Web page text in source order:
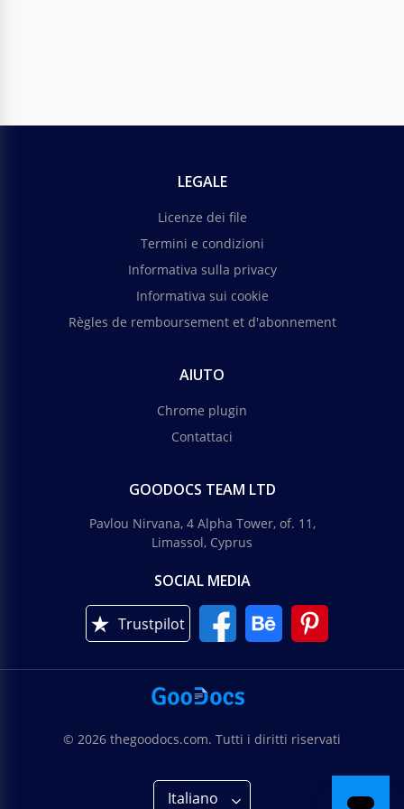
Carta d'affari per studio di tatuaggi
accattivante? Allora il nostro modello unico di
biglietto da visita per studio di tatuaggi è
semplicemente perfetto per te.
Google Slides
LEGALE
Licenze dei file
Termini e condizioni
Informativa sulla privacy
Informativa sui cookie
Règles de remboursement et d'abonnement
AIUTO
Chrome plugin
Contattaci
GOODOCS TEAM LTD
Pavlou Nirvana, 4 Alpha Tower, of. 11,
Limassol, Cyprus
SOCIAL MEDIA
Trustpilot
© 2026 thegoodocs.com. Tutti i diritti riservati
Italiano